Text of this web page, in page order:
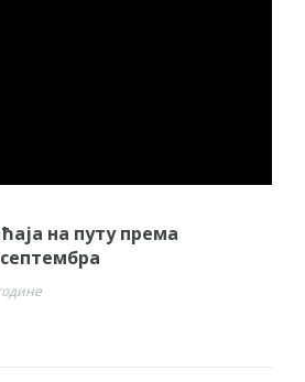
на путу према